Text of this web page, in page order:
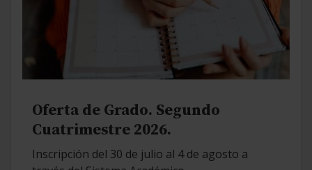
Oferta de Grado. Segundo
Cuatrimestre 2026.
Inscripción del 30 de julio al 4 de agosto a